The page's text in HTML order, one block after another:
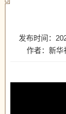
发布时间：
作者：新华